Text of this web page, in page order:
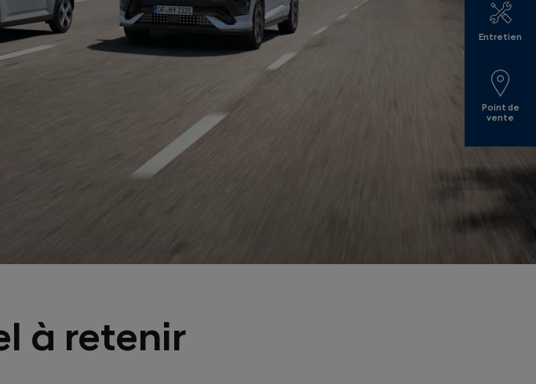
à retenir
Entretien
Point de
vente